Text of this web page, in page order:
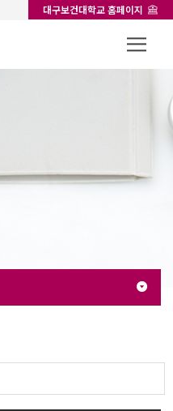
대구보건대학교 홈페이지